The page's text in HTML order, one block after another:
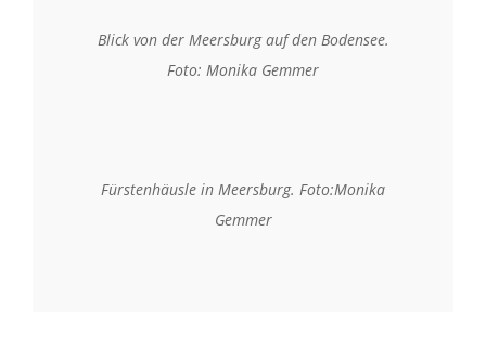
Blick von der Meersburg auf den Bodensee.
Foto: Monika Gemmer
Fürstenhäusle in Meersburg. Foto:Monika
Gemmer